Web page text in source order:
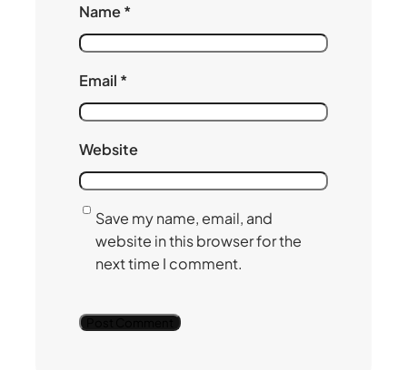
Name*
Email *
Website
Save my name, email, and
website in this browser for the
next time I comment.